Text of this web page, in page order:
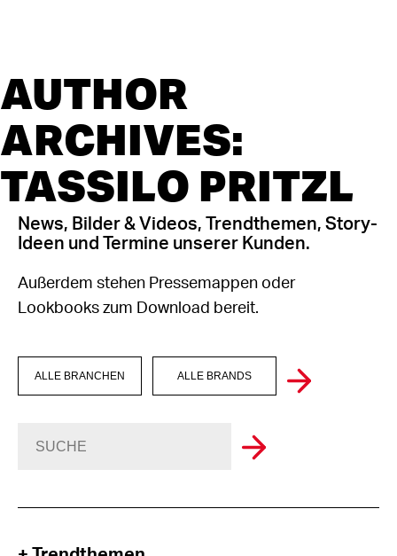
AUTHOR
ARCHIVES:
TASSILO PRITZL
News, Bilder & Videos, Trendthemen, Story-
Ideen und Termine unserer Kunden.
Außerdem stehen Pressemappen oder
Lookbooks zum Download bereit.
ALLE BRANCHEN ALLE BRANDS